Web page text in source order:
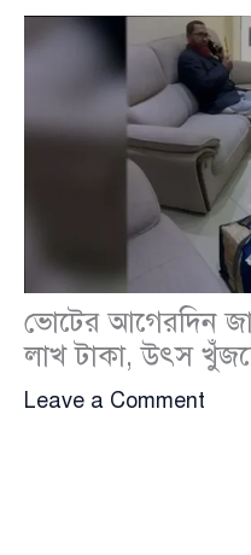
ভোটের আগেরদিন
লাখ টাকা, উৎস
Leave a Comment